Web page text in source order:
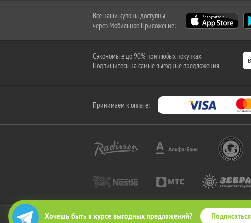
Хочешь быть в курсе выгодных предложений? Подписаться
Все наши купоны доступны
через Мобильное Приложение:
Сэкономьте до 90% при любых покупках
Подпишитесь на самые выгодные предложения
Принимаем к оплате:
2010-2026 © КупиКупон. Все права защищены.